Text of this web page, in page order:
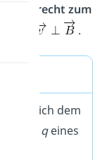
senkrecht zum
.
ist gleich dem
qeines